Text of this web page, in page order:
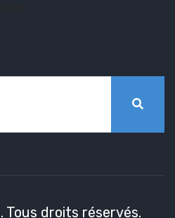
. Tous droits réservés.